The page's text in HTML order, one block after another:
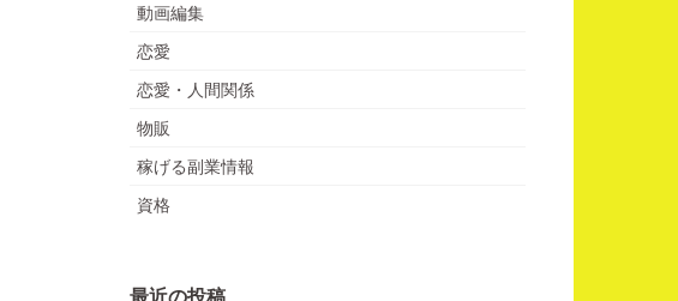
動画編集
恋愛
恋愛・人間関係
物販
稼げる副業情報
資格